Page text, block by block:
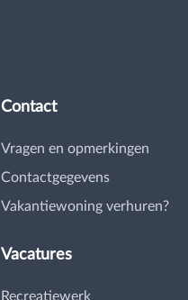
Contact
Vragen en opmerkingen
Contactgegevens
Vakantiewoning verhuren?
Vacatures
Recreatiewerk